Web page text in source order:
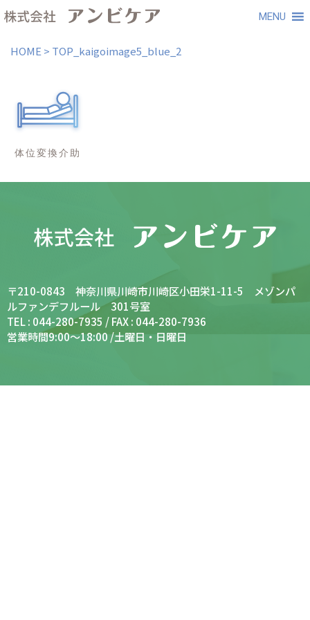
MENU
HOME > TOP_kaigoimage5_blue_2
〒210-0843 神奈川県川崎市川崎区小田栄1-11-5 メゾンパ
ルファンデフルール 301号室
TEL : 044-280-7935 / FAX : 044-280-7936
営業時間9:00～18:00 /土曜日・日曜日